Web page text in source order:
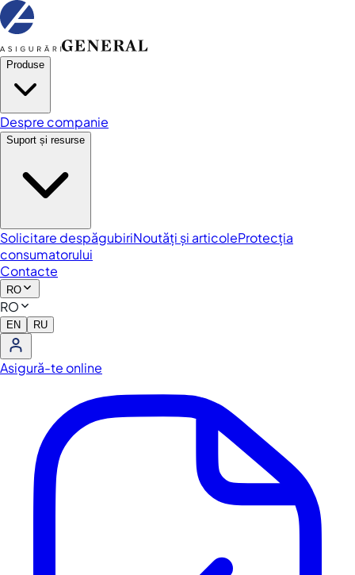
Produse
Despre companie
Suport și resurse
Solicitare despăgubiriNoutăți și articoleProtecția
consumatorului
Contacte
RO
RO
EN RU
Asigură-te online